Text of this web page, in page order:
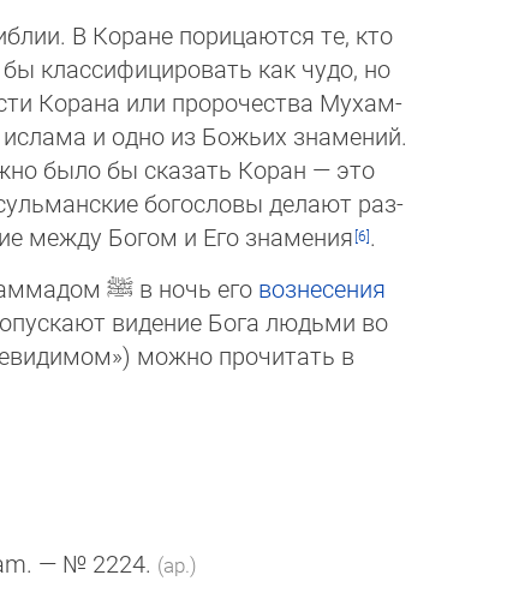
В Коране порицаются те, кто
классифицировать как чудо, но
Корана или пророчества Му­хам­
ислама и одно из Бо­жьих зна­ме­ний.
было бы ска­зать Ко­ран — это
богосло­вы де­ла­ют раз­
меж­ду Бо­гом и Его зна­ме­ния
.
ﷺ в ночь его воз­не­се­ния
видение Бога людь­ми во
можно про­чи­тать в
— № 2224. (ар.)